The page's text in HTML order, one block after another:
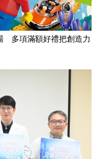
多項滿額好禮把創造力